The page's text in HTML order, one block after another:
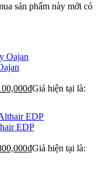
sản phẩm này mới có
₫Giá hiện tại là:
EDP
₫Giá hiện tại là: